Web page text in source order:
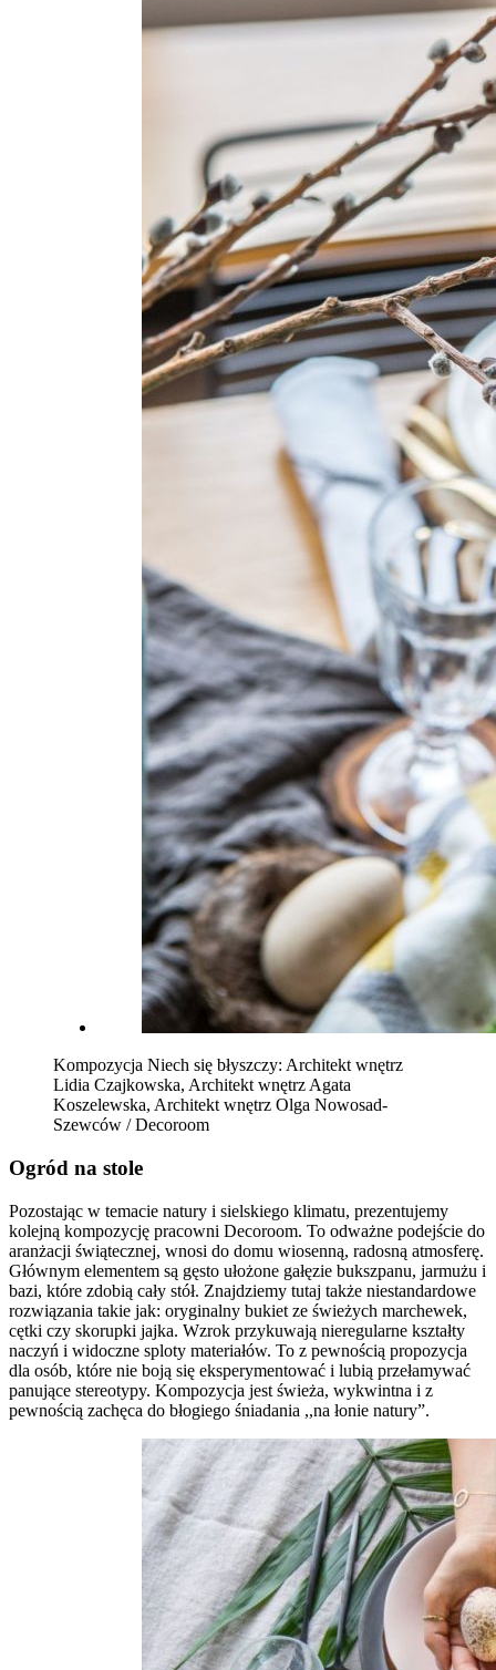
Kompozycja Niech się błyszczy: Architekt wnętrz
Lidia Czajkowska, Architekt wnętrz Agata
Koszelewska, Architekt wnętrz Olga Nowosad-
Szewców / Decoroom
Ogród na stole
Pozostając w temacie natury i sielskiego klimatu, prezentujemy
kolejną kompozycję pracowni Decoroom. To odważne podejście do
aranżacji świątecznej, wnosi do domu wiosenną, radosną atmosferę.
Głównym elementem są gęsto ułożone gałęzie bukszpanu, jarmużu i
bazi, które zdobią cały stół. Znajdziemy tutaj także niestandardowe
rozwiązania takie jak: oryginalny bukiet ze świeżych marchewek,
cętki czy skorupki jajka. Wzrok przykuwają nieregularne kształty
naczyń i widoczne sploty materiałów. To z pewnością propozycja
dla osób, które nie boją się eksperymentować i lubią przełamywać
panujące stereotypy. Kompozycja jest świeża, wykwintna i z
pewnością zachęca do błogiego śniadania ,,na łonie natury”.